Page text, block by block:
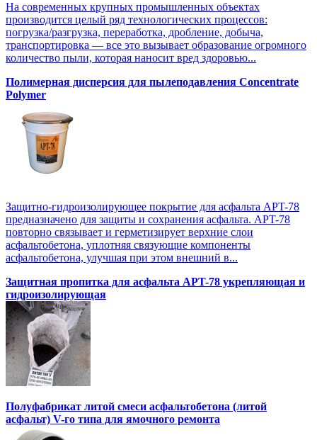
На современных крупных промышленных объектах
производится целый ряд технологических процессов:
погрузка/разгрузка, переработка, дробление, добыча,
транспортировка — все это вызывает образование огромного
количество пыли, которая наносит вред здоровью...
Полимерная дисперсия для пылеподавления Concentrate
Polymer
Защитно-гидроизолирующее покрытие для асфальта APT-78
предназначено для защиты и сохранения асфальта. APT-78
повторно связывает и герметизирует верхние слои
асфальтобетона, уплотняя связующие компоненты
асфальтобетона, улучшая при этом внешний в...
Защитная пропитка для асфальта APT-78 укрепляющая и
гидроизолирующая
Полуфабрикат литой смеси асфальтобетона (литой
асфальт) V-го типа для ямочного ремонта